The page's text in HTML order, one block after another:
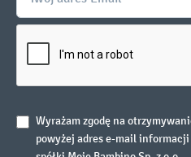
Wyrażam zgodę na
powyżej adres e-mail